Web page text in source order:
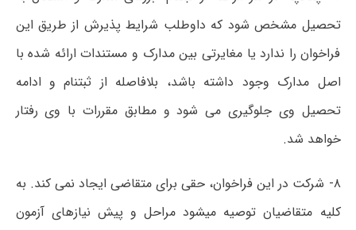
تحصیل مشخص شود که داوطلب شرایط پذیرش از طریق این
فراخوان را ندارد یا مغایرتی بین مدارک و مستندات ارائه شده با
اصل مدارک وجود داشته باشد، بلافاصله از ثبتنام و ادامه
تحصیل وی جلوگیری می شود و مطابق مقررات با وی رفتار
خواهد شد.
۸- شرکت در این فراخوان، حقی برای متقاضی ایجاد نمی کند. به
کلیه متقاضیان توصیه میشود مراحل و پیش نیازهای آزمون